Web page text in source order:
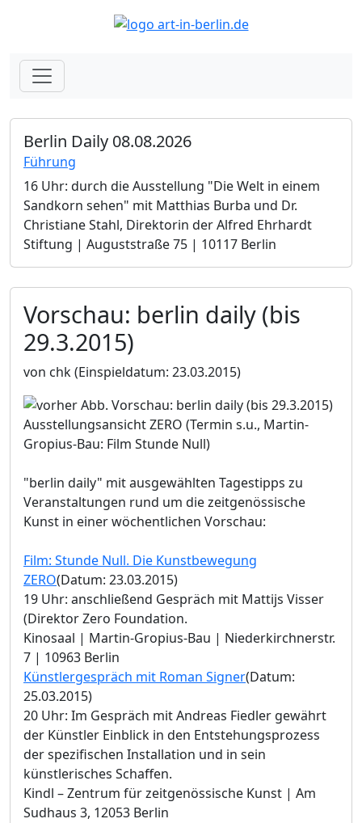
Berlin Daily 08.08.2026
Führung
16 Uhr: durch die Ausstellung "Die Welt in einem
Sandkorn sehen" mit Matthias Burba und Dr.
Christiane Stahl, Direktorin der Alfred Ehrhardt
Stiftung | Auguststraße 75 | 10117 Berlin
Vorschau: berlin daily (bis
29.3.2015)
von chk(Einspieldatum: 23.03.2015)
Ausstellungsansicht ZERO (Termin s.u., Martin-
Gropius-Bau: Film Stunde Null)
"berlin daily" mit ausgewählten Tagestipps zu
Veranstaltungen rund um die zeitgenössische
Kunst in einer wöchentlichen Vorschau:
Film: Stunde Null. Die Kunstbewegung
ZERO(Datum: 23.03.2015)
19 Uhr: anschließend Gespräch mit Mattijs Visser
(Direktor Zero Foundation.
Kinosaal | Martin-Gropius-Bau | Niederkirchnerstr.
7 | 10963 Berlin
Künstlergespräch mit Roman Signer(Datum:
25.03.2015)
20 Uhr: Im Gespräch mit Andreas Fiedler gewährt
der Künstler Einblick in den Entstehungsprozess
der spezifischen Installation und in sein
künstlerisches Schaffen.
Kindl – Zentrum für zeitgenössische Kunst | Am
Sudhaus 3, 12053 Berlin